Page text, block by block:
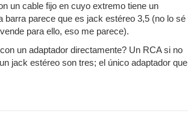
un cable fijo en cuyo extremo tiene un
parece que es jack estéreo 3,5 (no lo sé
para ello, eso me parece).
un adaptador directamente? Un RCA si no
jack estéreo son tres; el único adaptador que